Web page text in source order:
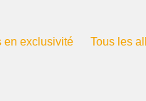
en exclusivité Tous les